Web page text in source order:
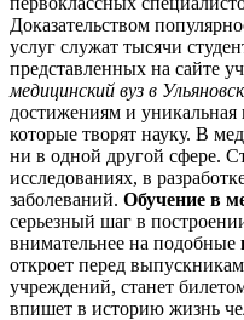
Доказательством
услуг служат тысячи
представленных на сайте
медицинский вуз в
достижениям и уникальная
которые творят науку. В
ни в одной другой сфере.
исследованиях, в
заболеваний. Обучение в
серьезный шаг в
внимательнее на подобные
откроет перед
учреждений, станет
впишет в историю жизнь